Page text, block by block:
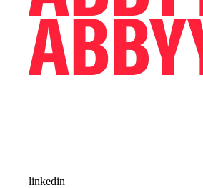
linkedin